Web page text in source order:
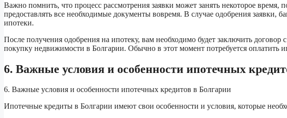
Важно помнить, что процесс рассмотрения заявки может занять некоторое время,
предоставлять все необходимые документы вовремя. В случае одобрения заявки,
ипотеки.
После получения одобрения на ипотеку, вам необходимо будет заключить
покупку недвижимости в Болгарии. Обычно в этот момент потребуется оплатить
6. Важные условия и особенности ипотечных
6. Важные условия и особенности ипотечных кредитов в Болгарии
Ипотечные кредиты в Болгарии имеют свои особенности и условия, которые